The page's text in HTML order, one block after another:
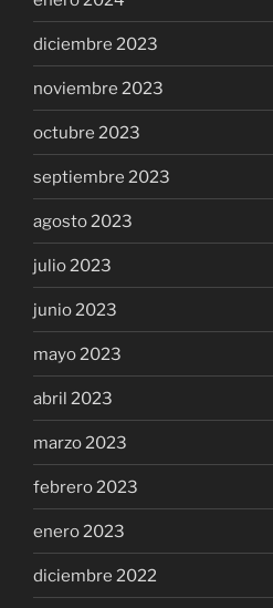
diciembre 2023
noviembre 2023
octubre 2023
septiembre 2023
agosto 2023
julio 2023
junio 2023
mayo 2023
abril 2023
marzo 2023
febrero 2023
enero 2023
diciembre 2022